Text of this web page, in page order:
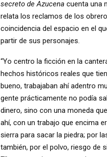
secreto de Azucena cuenta una
relata los reclamos de los
coincidencia del espacio en el
partir de sus personajes.
“Yo centro la ficción en la
hechos históricos reales que
bueno, trabajaban ahí adentro
gente prácticamente no podía
dinero, sino con una moneda
ahí, con un trabajo que encima
sierra para sacar la piedra; por
también, por el polvo, riesgo de